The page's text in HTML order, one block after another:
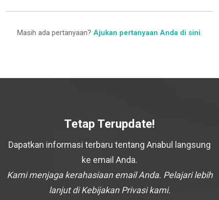
Masih ada pertanyaan? Ajukan pertanyaan Anda di sini.
Tetap Terupdate!
Dapatkan informasi terbaru tentang Anabul langsung
ke email Anda.
Kami menjaga kerahasiaan email Anda. Pelajari lebih
lanjut di Kebijakan Privasi kami.